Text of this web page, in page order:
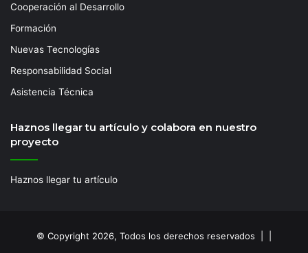
Cooperación al Desarrollo
Formación
Nuevas Tecnologías
Responsabilidad Social
Asistencia Técnica
Haznos llegar tu artículo y colabora en nuestro
proyecto
Haznos llegar tu artículo
© Copyright 2026, Todos los derechos reservados | |